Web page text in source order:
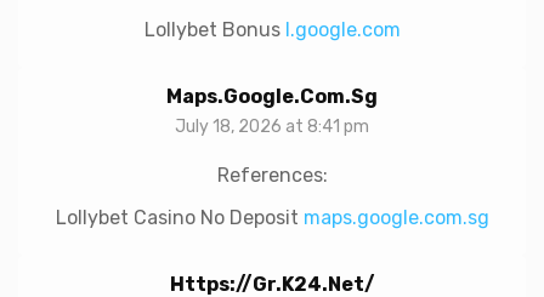
Lollybet Bonus l.google.com
Maps.google.com.sg
July 18, 2026 at 8:41 pm
References:
Lollybet Casino No Deposit maps.google.com.sg
Https://gr.k24.net/